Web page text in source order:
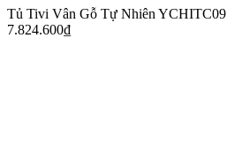
Tủ Tivi Vân Gỗ Tự Nhiên
7.824.600₫